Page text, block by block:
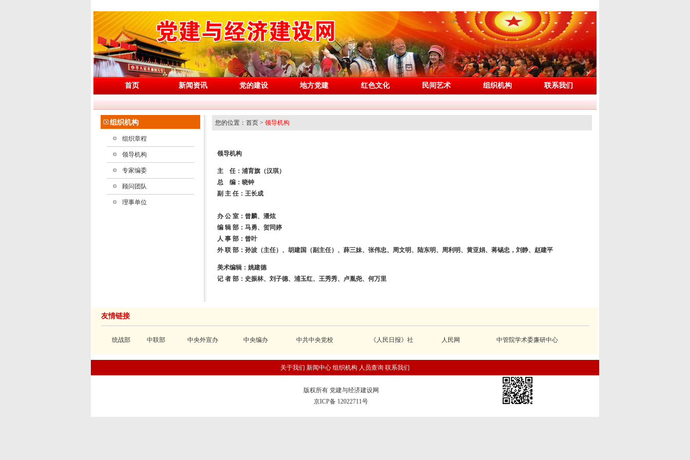
首页 新闻资讯 党的建设 地方党建 红色文化 民间艺术 组织机构 联系我们
组织机构
组织章程
领导机构
专家编委
顾问团队
理事单位
您的位置：首页 > 领导机构
领导机构
主 任：浦育旗（汉琪）
总 编：晓钟
副 主 任：王长成
办 公 室：曾麟、潘炫
编 辑 部：马勇、贺同婷
人 事 部：曾叶
外 联 部：孙波（主任）、胡建国（副主任）、薛三妹、张伟忠、周文明、陆东明、周利明、黄亚娟、蒋锡忠，刘静、赵建平
美术编辑：姚建德
记 者 部：史振林、刘子德、浦玉红、王秀秀、卢胤尧、何万里
友情链接
统战部 中联部 中央外宣办 中央编办 中共中央党校 《人民日报》社 人民网 中管院学术委廉研中心
关于我们 新闻中心 组织机构 人员查询 联系我们
版权所有 党建与经济建设网
京ICP备 12022711号